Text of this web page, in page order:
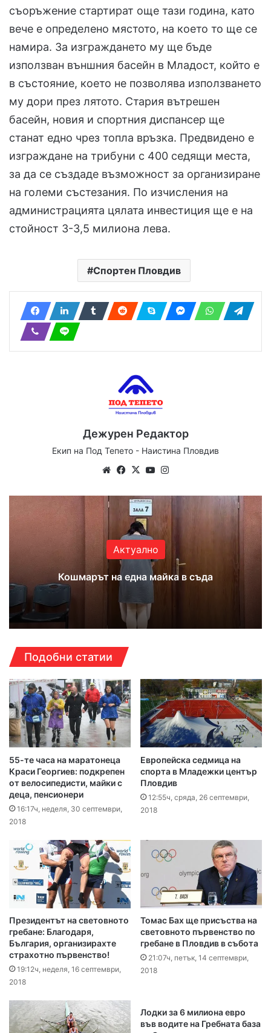
съоръжение стартират още тази година, като
вече е определено мястото, на което то ще се
намира. За изграждането му ще бъде
използван външния басейн в Младост, който е
в състояние, което не позволява използването
му дори през лятото. Стария вътрешен
басейн, новия и спортния диспансер ще
станат едно чрез топла връзка. Предвидено е
изграждане на трибуни с 400 седящи места,
за да се създаде възможност за организиране
на големи състезания. По изчисления на
администрацията цялата инвестиция ще е на
стойност 3-3,5 милиона лева.
Спортен Пловдив
Дежурен Редактор
Екип на Под Тепето - Наистина Пловдив
We
te
Fa
bo
ok
X
Yo
ub
e
ra
Актуално
Кошмарът на една майка в съда
Подобни статии
55-те часа на маратонеца
Краси Георгиев: подкрепен
от велосипедисти, майки с
деца, пенсионери
16:17ч, неделя, 30 септември,
2018
Европейска седмица на
спорта в Младежки център
Пловдив
12:55ч, сряда, 26 септември,
2018
Президентът на световното
гребане: Благодаря,
България, организирахте
страхотно първенство!
19:12ч, неделя, 16 септември,
2018
Томас Бах ще присъства на
световното първенство по
гребане в Пловдив в събота
21:07ч, петък, 14 септември,
2018
Лодки за 6 милиона евро
във водите на Гребната база